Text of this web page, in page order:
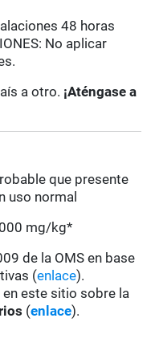
48 horas
No aplicar
a otro. ¡Aténgase a
que presente
uso normal
mg/kg*
de la OMS en base
(enlace).
este sitio sobre la
(enlace).